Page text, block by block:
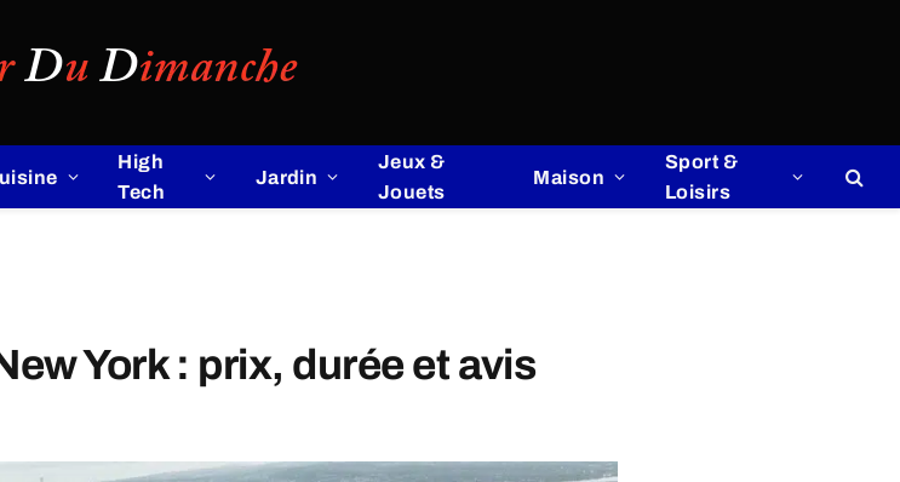
High
Tech
Jardin
Jeux &
Jouets
Maison
Sport &
Loisirs
York : prix, durée et avis